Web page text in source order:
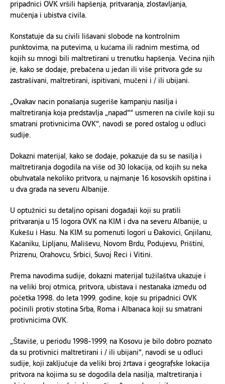
pripadnici OVK vršili hapšenja, pritvaranja, zlostavljanja,
mučenja i ubistva civila.
Konstatuje da su civili lišavani slobode na kontrolnim
punktovima, na putevima, u kućama ili radnim mestima, od
kojih su mnogi bili maltretirani u trenutku hapšenja. Većina njih
je, kako se dodaje, prebačena u jedan ili više pritvora gde su
zastrašivani, maltretirani, ispitivani, mučeni i / ili ubijani.
„Ovakav nacin ponašanja sugeriše kampanju nasilja i
maltretiranja koja predstavlja „napad““ usmeren na civile koji su
smatrani protivnicima OVK“, navodi se pored ostalog u odluci
sudije.
Dokazni materijal, kako se dodaje, pokazuje da su se nasilja i
maltretiranja dogodila na više od 30 lokacija, od kojih su neka
obuhvatala nekoliko pritvora, u najmanje 16 kosovskih opština i
u dva grada na severu Albanije.
U optužnici su detaljno opisani događaji koji su pratili
pritvaranja u 15 logora OVK na KIM i dva na severu Albanije, u
Kukešu i Hasu. Na KIM su pomenuti logori u Ðakovici, Gnjilanu,
Kačaniku, Lipljanu, Mališevu, Novom Brdu, Podujevu, Prištini,
Prizrenu, Orahovcu, Srbici, Suvoj Reci i Vitini.
Prema navodima sudije, dokazni materijal tužilaštva ukazuje i
na veliki broj otmica, pritvora, ubistava i nestanaka između od
početka 1998. do leta 1999. godine, koje su pripadnici OVK
počinili protiv stotina Srba, Roma i Albanaca koji su smatrani
protivnicima OVK.
„Štaviše, u periodu 1998-1999, na Kosovu je bilo dobro poznato
da su protivnici maltretirani i / ili ubijani“, navodi se u odluci
sudije, koji zaključuje da veliki broj žrtava i geografske lokacija
pritvora na kojima su se dogodila dela nasilja, maltretiranja i